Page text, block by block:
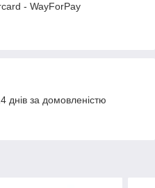
- WayForPay
днів за домовленістю